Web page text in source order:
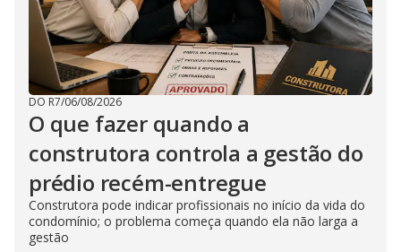
DO R7/06/08/2026
O que fazer quando a
construtora controla a gestão do
prédio recém-entregue
Construtora pode indicar profissionais no início da vida do
condomínio; o problema começa quando ela não larga a
gestão